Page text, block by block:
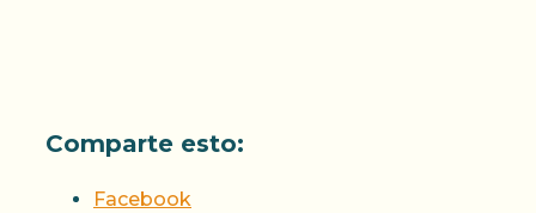
Comparte esto:
Facebook